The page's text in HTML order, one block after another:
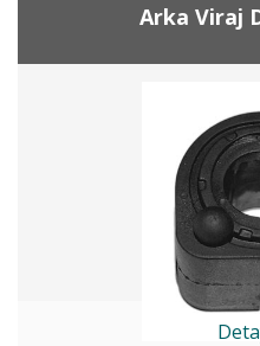
Arka Viraj